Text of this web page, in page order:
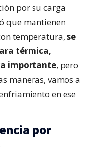
por su carga
que mantienen
temperatura, se
térmica,
importante, pero
maneras, vamos a
en ese
por